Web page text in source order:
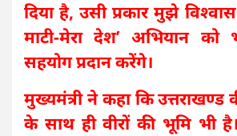
दिया है, उसी प्रकार मुझे
माटी-मेरा देश’ अभियान को
सहयोग प्रदान करेंगे।
मुख्यमंत्री ने कहा कि
के साथ ही वीरों की भूमि भी है।